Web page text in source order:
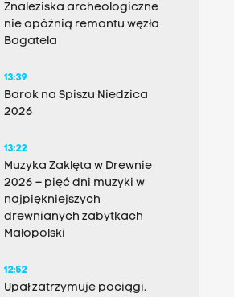
Znaleziska archeologiczne
nie opóźnią remontu węzła
Bagatela
13:39
Barok na Spiszu Niedzica
2026
13:22
Muzyka Zaklęta w Drewnie
2026 – pięć dni muzyki w
najpiękniejszych
drewnianych zabytkach
Małopolski
12:52
Upał zatrzymuje pociągi.